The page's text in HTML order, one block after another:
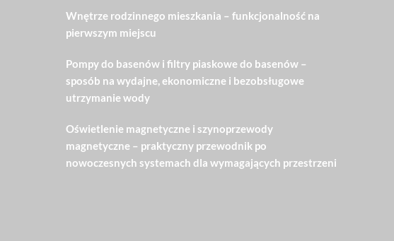
Wnętrze rodzinnego mieszkania – funkcjonalność na
pierwszym miejscu
Pompy do basenów i filtry piaskowe do basenów –
sposób na wydajne, ekonomiczne i bezobsługowe
utrzymanie wody
Oświetlenie magnetyczne i szynoprzewody
magnetyczne – praktyczny przewodnik po
nowoczesnych systemach dla wymagających przestrzeni